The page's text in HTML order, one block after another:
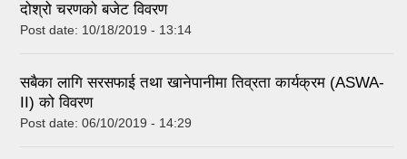
दोश्रो चरणको बजेट विवरण
Post date: 10/18/2019 - 13:14
सबैका लागि सरसफाई तथा खानेपानीमा तिव्रता कार्यक्रम (ASWA-
II) को विवरण
Post date: 06/10/2019 - 14:29